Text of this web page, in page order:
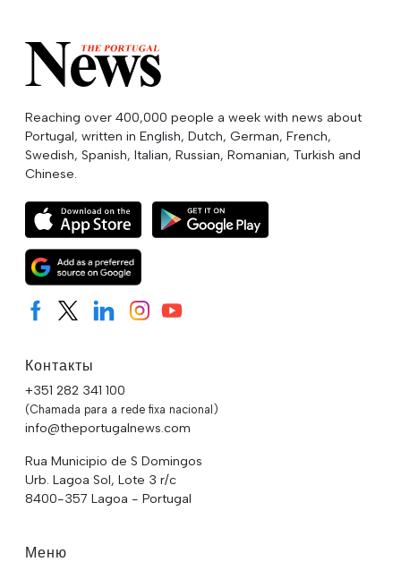
Reaching over 400,000 people a week with news about
Portugal, written in English, Dutch, German, French,
Swedish, Spanish, Italian, Russian, Romanian, Turkish and
Chinese.
Контакты
+351 282 341 100
(Chamada para a rede fixa nacional)
info@theportugalnews.com
Rua Municipio de S Domingos
Urb. Lagoa Sol, Lote 3 r/c
8400-357 Lagoa - Portugal
Меню